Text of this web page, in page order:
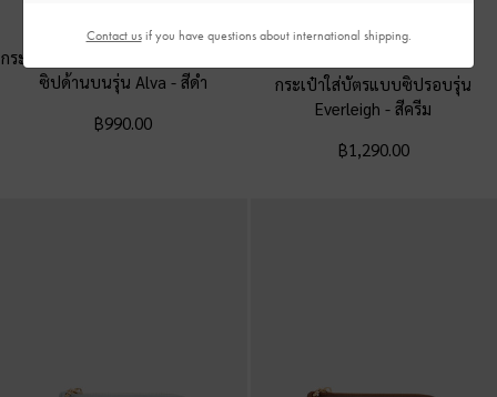
BACK IN STOCK
กระเป๋าใส่บัตรดีไซน์ลายควิลท์ตกแต่ง
ซิปด้านบนรุ่น Alva-สีดำ
฿990.00
COMING SOON
กระเป๋าใส่บัตรแบบซิปรอบรุ่น
Everleigh-สีครีม
฿1,290.00
Contact usif you have questions about international shipping.